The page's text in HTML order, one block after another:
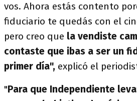
vos. Ahora estás contento
fiduciario te quedás con el
pero creo que la vendiste
contaste que ibas a ser un
primer día", explicó el
"Para que Independiente